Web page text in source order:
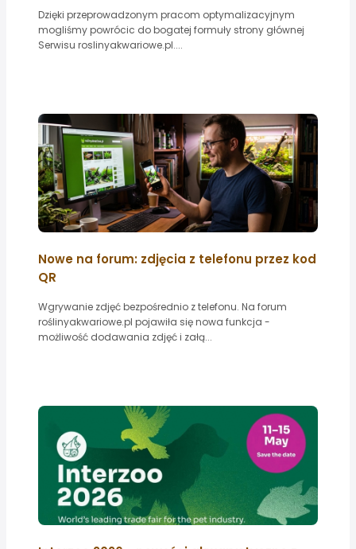
Dzięki przeprowadzonym pracom optymalizacyjnym
mogliśmy powrócic do bogatej formuły strony głównej
Serwisu roslinyakwariowe.pl....
Nowe na forum: zdjęcia z telefonu przez kod
QR
Wgrywanie zdjęć bezpośrednio z telefonu. Na forum
roślinyakwariowe.pl pojawiła się nowa funkcja -
możliwość dodawania zdjęć i załą...